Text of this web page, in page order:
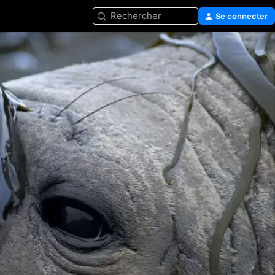
Rechercher Se connecter